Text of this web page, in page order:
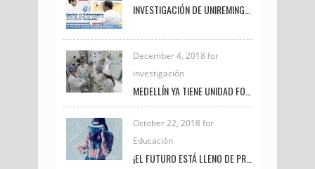
December 4, 2018 for
investigación
October 22, 2018 for
Educación